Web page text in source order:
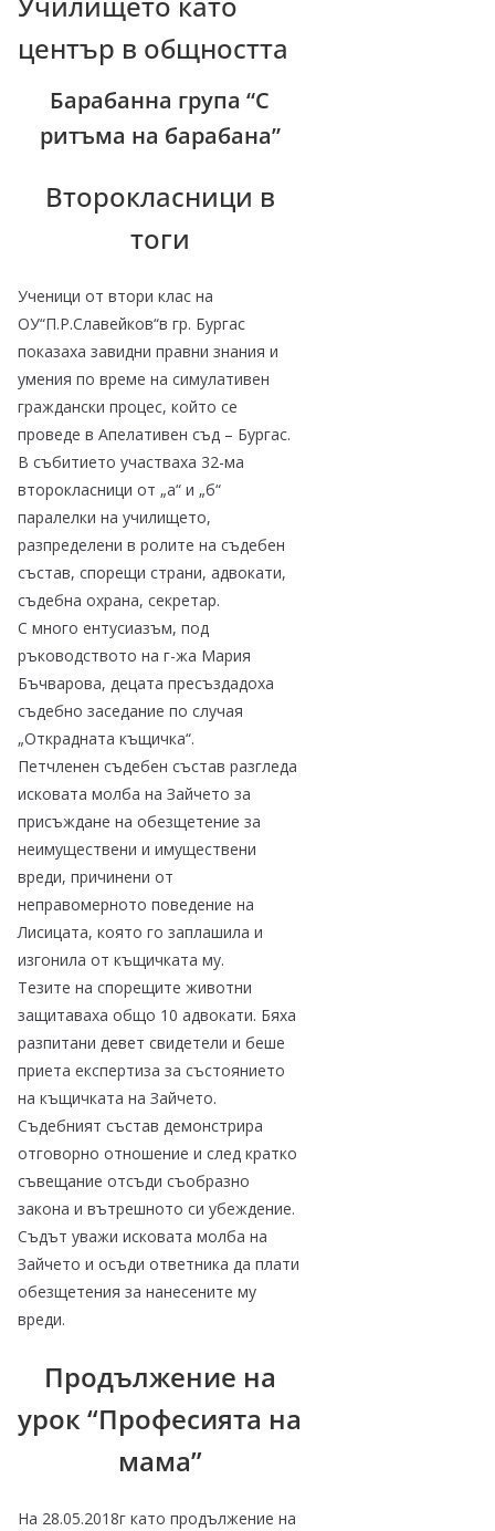
–
щ
!
център в общността
Барабанна група “С
ритъма на барабана”
Второкласници в
тоги
Ученици от втори клас на
ОУ“П.Р.Славейков“в гр. Бургас
показаха завидни правни знания и
умения по време на симулативен
граждански процес, който се
проведе в Апелативен съд – Бургас.
В събитието участваха 32-ма
второкласници от „а“ и „б“
паралелки на училището,
разпределени в ролите на съдебeн
състав, спорещи страни, адвокати,
съдебна охрана, секретар.
С много ентусиазъм, под
ръководството на г-жа Мария
Бъчварова, децата пресъздадоха
съдебно заседание по случая
„Открадната къщичка“.
Петчленен съдебен състав разгледа
исковата молба на Зайчето за
присъждане на обезщетение за
неимуществени и имуществени
вреди, причинени от
неправомерното поведение на
Лисицата, която го заплашила и
изгонила от къщичката му.
Тезите на спорещите животни
защитаваха общо 10 адвокати. Бяха
разпитани девет свидетели и беше
приета експертиза за състоянието
на къщичката на Зайчето.
Съдебният състав демонстрира
отговорно отношение и след кратко
съвещание отсъди съобразно
закона и вътрешното си убеждение.
Съдът уважи исковата молба на
Зайчето и осъди ответника да плати
обезщетения за нанесените му
вреди.
Продължение на
урок “Професията на
мама”
На 28.05.2018г като продължение на